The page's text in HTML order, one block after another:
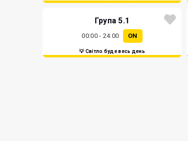
Група 5.1
00:00 - 24:00 ON
💡 Світло буде весь день